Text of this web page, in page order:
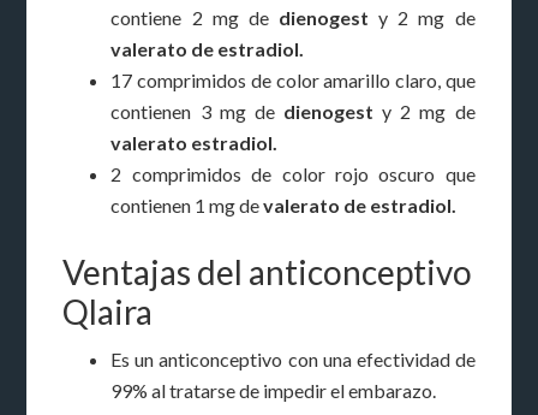
contiene 2 mg de dienogesty 2 mg de
valerato de estradiol.
17 comprimidos de color amarillo claro, que
contienen 3 mg de dienogest y 2 mg de
valerato estradiol.
2 comprimidos de color rojo oscuro que
contienen 1 mg devalerato de estradiol.
Ventajas del anticonceptivo
Qlaira
Es un anticonceptivo con una efectividad de
99% al tratarse de impedir el embarazo.